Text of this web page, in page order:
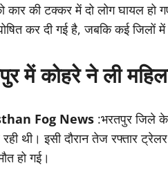
कार की टक्कर में दो लोग घायल हो
कर दी गई है, जबकि कई जिलों में
में कोहरे ने ली
Fog News :भरतपुर जिले
रही थी। इसी दौरान तेज रफ्तार
हो गई।